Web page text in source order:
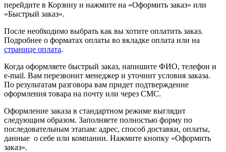
перейдите в Корзину и нажмите на «Оформить заказ» или
«Быстрый заказ».
После необходимо выбрать как вы хотите оплатить заказ.
Подробнее о форматах оплаты во вкладке оплата или на
странице оплата.
Когда оформляете быстрый заказ, напишите ФИО, телефон и
e-mail. Вам перезвонит менеджер и уточнит условия заказа.
По результатам разговора вам придет подтверждение
оформления товара на почту или через СМС.
Оформление заказа в стандартном режиме выглядит
следующим образом. Заполняете полностью форму по
последовательным этапам: адрес, способ доставки, оплаты,
данные о себе или компании. Нажмите кнопку «Оформить
заказ».